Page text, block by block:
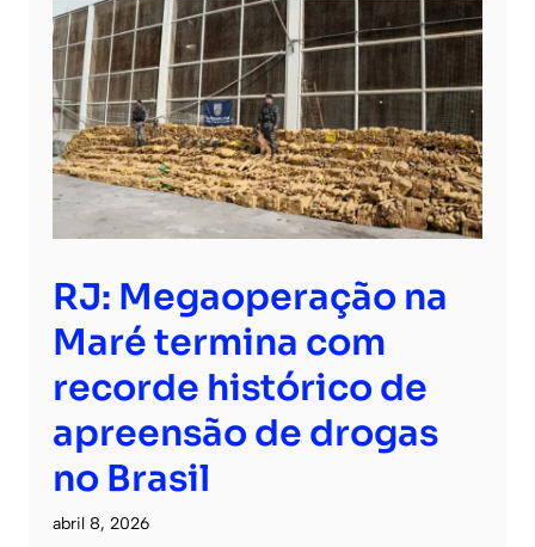
RJ: Megaoperação na
Maré termina com
recorde histórico de
apreensão de drogas
no Brasil
abril 8, 2026